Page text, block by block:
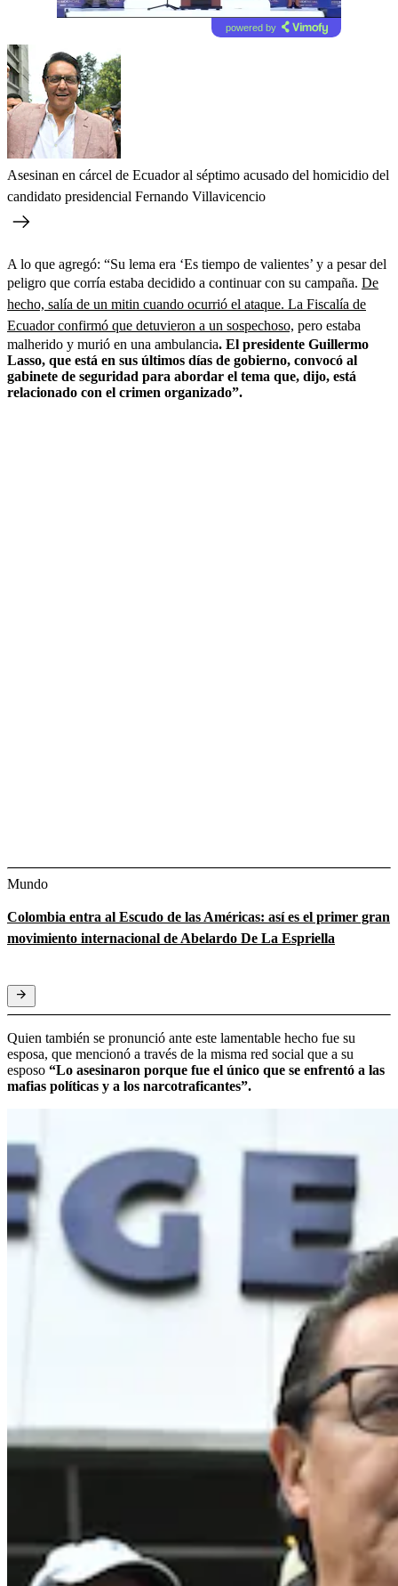
powered by
Asesinan en cárcel de Ecuador al séptimo acusado del homicidio del
candidato presidencial Fernando Villavicencio
A lo que agregó: “Su lema era ‘Es tiempo de valientes’ y a pesar del
peligro que corría estaba decidido a continuar con su campaña. De
hecho, salía de un mitin cuando ocurrió el ataque. La Fiscalía de
Ecuador confirmó que detuvieron a un sospechoso, pero estaba
malherido y murió en una ambulancia. El presidente Guillermo
Lasso, que está en sus últimos días de gobierno, convocó al
gabinete de seguridad para abordar el tema que, dijo, está
relacionado con el crimen organizado”.
Mundo
Colombia entra al Escudo de las Américas: así es el primer gran
movimiento internacional de Abelardo De La Espriella
Quien también se pronunció ante este lamentable hecho fue su
esposa, que mencionó a través de la misma red social que a su
esposo “Lo asesinaron porque fue el único que se enfrentó a las
mafias políticas y a los narcotraficantes”.